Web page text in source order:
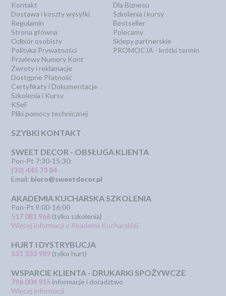
Kontakt
Dostawa i koszty wysyłki
Regulamin
Strona główna
Odbiór osobisty
Polityka Prywatności
Przelewy Numery Kont
Zwroty i reklamacje
Dostępne Płatność
Certyfikaty i Dokumentacje
Szkolenia i Kursy
KSeF
Pliki pomocy technicznej
Dla Biznesu
Szkolenia i kursy
Bestseller
Polecamy
Sklepy partnerskie
PROMOCJA - krótki termin
SZYBKI KONTAKT
SWEET DECOR - OBSŁUGA KLIENTA
Pon-Pt 7:30-15:30:
(32) 445 73 84
Email: biuro@sweetdecor.pl
AKADEMIA KUCHARSKA SZKOLENIA
Pon-Pt 9:00-16:00
517 081 966 (tylko szkolenia)
Więcej informacji o Akademii Kucharskiej
HURT I DYSTRYBUCJA
531 333 989 (tylko hurt)
WSPARCIE KLIENTA - DRUKARKI SPOŻYWCZE
796 004 915 informacje i doradztwo
Więcej informacji